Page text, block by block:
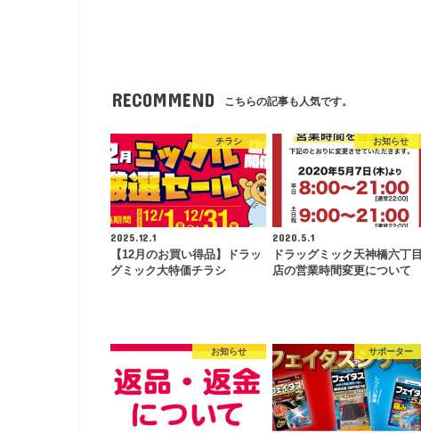
RECOMMEND こちらの記事も人気です。
チラシ
2025.12.1
【12月のお買い得品】ドラッ
グミック大特価チラシ
お知らせ
2020.5.1
ドラッグミック天神橋六丁目
店の営業時間変更について
お知らせ サポーター